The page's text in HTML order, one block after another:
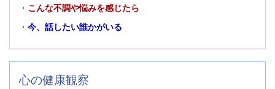
・ こんな不調や悩みを感じたら
・ 今、話したい誰かがいる
心の健康観察